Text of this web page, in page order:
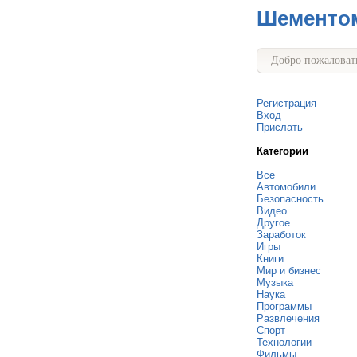
Добро
Регистрация
Вход
Прислать
Категории
Все
Автомобили
Безопасность
Видео
Другое
Заработок
Игры
Книги
Мир и бизнес
Музыка
Наука
Программы
Развлечения
Спорт
Технологии
Фильмы